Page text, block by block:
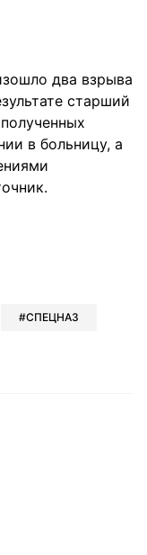
два взрыва
старший
в больницу, а
Viber
в Whatsapp
в Messenger
в LinkedIn
СПЕЦНАЗ
Google news
в Viber
в LinkedIn